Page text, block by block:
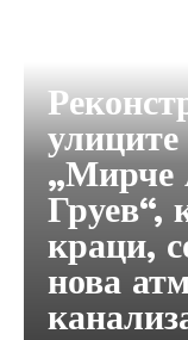
„Мирче
Груев“,
краци,
нова